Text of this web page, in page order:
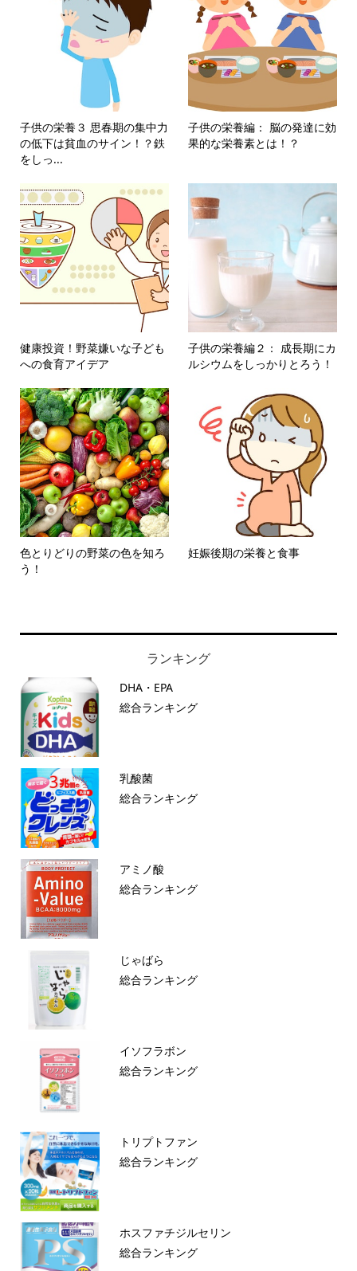
子供の栄養３ 思春期の集中力
の低下は貧血のサイン！？鉄
をしっ...
子供の栄養編： 脳の発達に効
果的な栄養素とは！？
健康投資！野菜嫌いな子ども
への食育アイデア
子供の栄養編２： 成長期にカ
ルシウムをしっかりとろう！
色とりどりの野菜の色を知ろ
う！
妊娠後期の栄養と食事
ランキング
DHA・EPA
総合ランキング
乳酸菌
総合ランキング
アミノ酸
総合ランキング
じゃばら
総合ランキング
イソフラボン
総合ランキング
トリプトファン
総合ランキング
ホスファチジルセリン
総合ランキング